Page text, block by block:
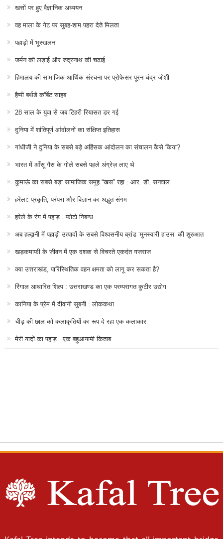
खसों पर हुए वैज्ञानिक अध्ययन
वह माला के गेट पर सुबह-शाम पहरा देते मिलता
पहाड़ो में भूस्खलन
जर्मन की लड़ाई और रुद्रनाथ की चढाई
हिमालय की सामाजिक-आर्थिक संरचना पर प्रोफेसर पूरन चंद्र जोशी
हैप्पी बर्थडे कॉर्बेट साहब
28 साल के युवा से जब टिहरी रियासत डर गई
दुनिया में शांतिपूर्ण आंदोलनों का संक्षिप्त इतिहास
गांधीजी ने दुनिया के सबसे बड़े अहिंसक आंदोलन का संचालन कैसे किया?
भारत में आँसू गैस के गोले सबसे पहले अंग्रेज़ लाए थे
कुमाऊं का सबसे बड़ा सामाजिक समूह “खस” रहा : आर. डी. सनवाल
हरेला: प्रकृति, परंपरा और विज्ञान का अद्भुत संगम
हरेले के रंग में पहाड़ : फोटो निबन्ध
अब हल्द्वानी में पहाड़ी उत्पादों के सबसे विश्वसनीय ब्रांड ‘मुनस्यारी हाउस’ की शुरुआत
खड़कमाफी के जीवन में एक दशक से विचरते एकदंत गजराज
क्या उत्तराखंड, पारिस्थितिक वहन क्षमता को लागू कर सकता है?
रिंगाल आधारित शिल्प : उत्तराखण्ड का एक परम्परागत कुटीर उद्योग
कानिया के प्रेम में दीवानी सुबनी : लोककथा
चीड़ की छाल को कलाकृतियों का रूप दे रहा एक कलाकार
मेरी यादों का पहाड़ : एक बहुआयामी किताब